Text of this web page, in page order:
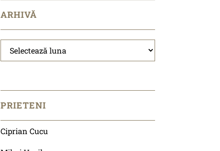
ARHIVĂ
Arhivă
PRIETENI
Ciprian Cucu